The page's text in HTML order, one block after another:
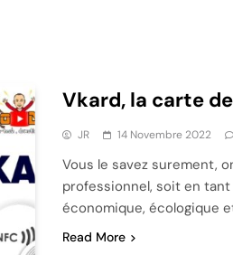
Vkard, la carte
JR 14 Novembre 2022
Vous le savez surement,
professionnel, soit en
économique, écologique
Read More